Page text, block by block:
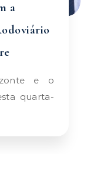
a
quarta-